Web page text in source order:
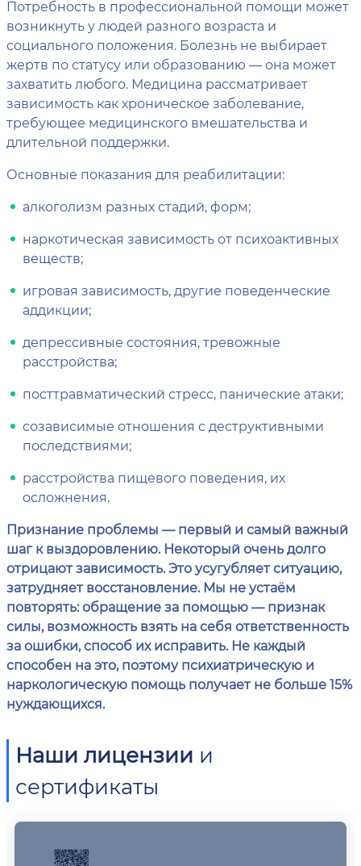
Потребность в профессиональной помощи может
возникнуть у людей разного возраста и
социального положения. Болезнь не выбирает
жертв по статусу или образованию — она может
захватить любого. Медицина рассматривает
зависимость как хроническое заболевание,
требующее медицинского вмешательства и
длительной поддержки.
Основные показания для реабилитации:
алкоголизм разных стадий, форм;
наркотическая зависимость от психоактивных
веществ;
игровая зависимость, другие поведенческие
аддикции;
депрессивные состояния, тревожные
расстройства;
посттравматический стресс, панические атаки;
созависимые отношения с деструктивными
последствиями;
расстройства пищевого поведения, их
осложнения.
Признание проблемы — первый и самый важный
шаг к выздоровлению. Некоторый очень долго
отрицают зависимость. Это усугубляет ситуацию,
затрудняет восстановление. Мы не устаём
повторять: обращение за помощью — признак
силы, возможность взять на себя ответственность
за ошибки, способ их исправить. Не каждый
способен на это, поэтому психиатрическую и
наркологическую помощь получает не больше 15%
нуждающихся.
Наши лицензии и
сертификаты